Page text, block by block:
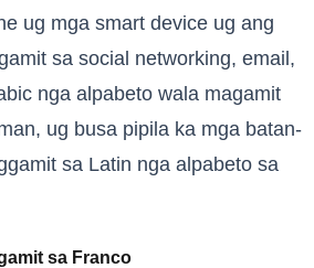
ug mga smart device ug ang
sa social networking, email,
nga alpabeto wala magamit
ug busa pipila ka mga batan-
sa Latin nga alpabeto sa
sa Franco